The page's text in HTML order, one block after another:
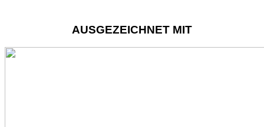
AUSGEZEICHNET MIT